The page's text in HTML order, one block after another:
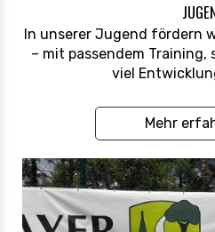
In unserer Jugend fördern
– mit passendem Training,
viel
Mehr